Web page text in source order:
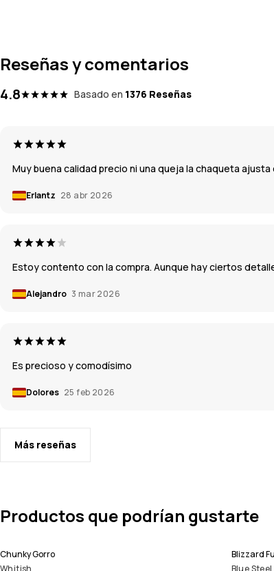
Reseñas y comentarios
4.8 Basado en 1376 Reseñas
Muy buena calidad precio ni una queja la chaqueta
Erlantz 28 abr 2026
Estoy contento con la compra. Aunque hay ciertos
Alejandro 3 mar 2026
Es precioso y comodísimo
Dolores 25 feb 2026
Más reseñas
Productos que podrían gustarte
Chunky Gorro
Whitish
Blizzard
Blue Steel